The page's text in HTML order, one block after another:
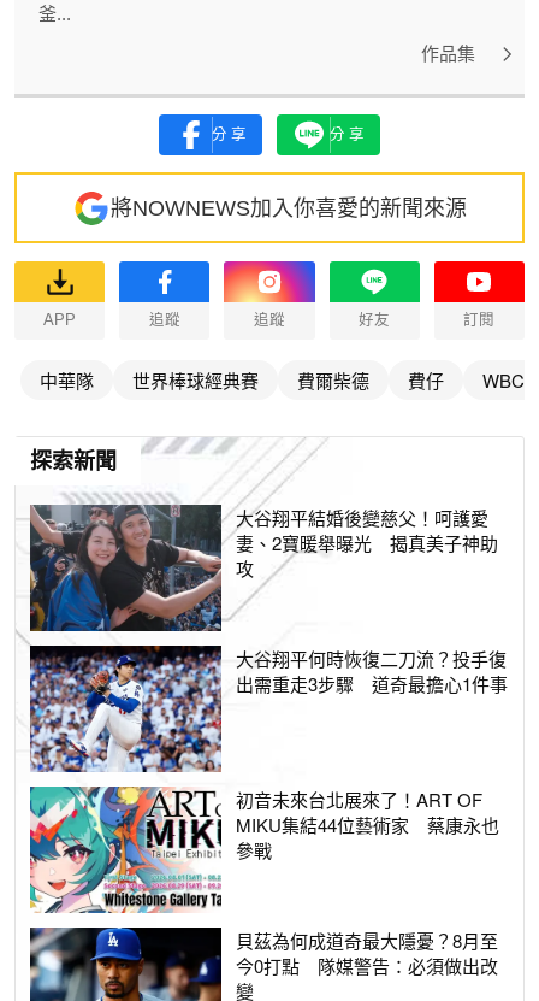
釜...
作品集
分享 分享
將NOWNEWS加入你喜愛的新聞來源
APP 追蹤 追蹤 好友 訂閱
中華隊 世界棒球經典賽 費爾柴德 費仔 WBC
探索新聞
大谷翔平結婚後變慈父！呵護愛
妻、2寶暖舉曝光 揭真美子神助
攻
大谷翔平何時恢復二刀流？投手復
出需重走3步驟 道奇最擔心1件事
初音未來台北展來了！ART OF
MIKU集結44位藝術家 蔡康永也
參戰
貝茲為何成道奇最大隱憂？8月至
今0打點 隊媒警告：必須做出改
變